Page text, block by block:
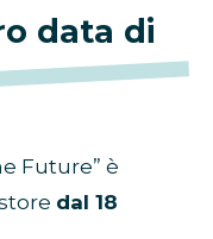
data di
Future” è
dal 18